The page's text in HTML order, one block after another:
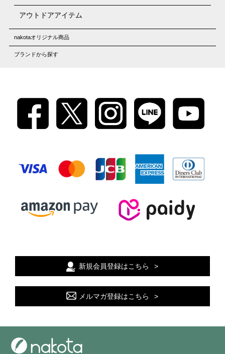
アウトドアアイテム
nakotaオリジナル商品
ブランドから探す
新規会員登録はこちら
メルマガ登録はこちら